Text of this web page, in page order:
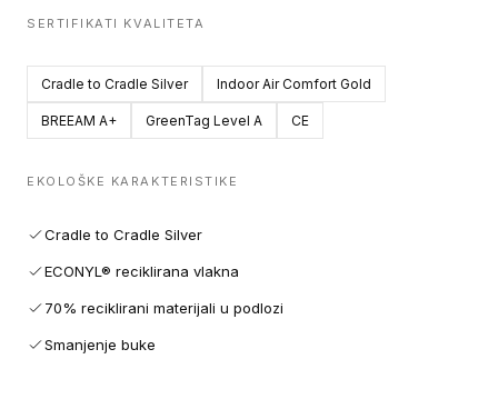
SERTIFIKATI KVALITETA
Cradle to Cradle Silver Indoor Air Comfort Gold
BREEAM A+ GreenTag Level A CE
EKOLOŠKE KARAKTERISTIKE
Cradle to Cradle Silver
ECONYL® reciklirana vlakna
70% reciklirani materijali u podlozi
Smanjenje buke